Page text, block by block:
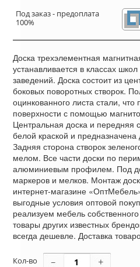
Под заказ - предоплата
100%
Доска трехэлементная
устанавливается в классах
заведений. Доска состоит из
боковых поворотных створок.
оцинкованного листа стали, что
поверхности с помощью
Центральная доска и передняя
белой краской и
Задняя сторона створок
мелом. Все части доски по
алюминиевым профилем. Под
маркеров и мелков. Монтаж
интернет-магазине
выгодные условия оптовой
реализуем мебель
товары других известных
всегда дешевле. Доставка
Кол-во